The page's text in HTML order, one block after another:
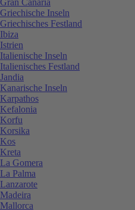
Griechische Inseln
Griechisches Festland
Ibiza
Istrien
Italienische Inseln
Italienisches Festland
Jandia
Kanarische Inseln
Karpathos
Kefalonia
Korfu
Korsika
Kos
Kreta
La Gomera
La Palma
Lanzarote
Madeira
Mallorca